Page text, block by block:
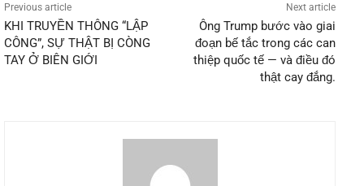
Previous article
KHI TRUYỀN THÔNG “LẬP
CÔNG”, SỰ THẬT BỊ CÒNG
TAY Ở BIÊN GIỚI
Next article
Ông Trump bước vào giai
đoạn bế tắc trong các can
thiệp quốc tế — và điều đó
thật cay đắng.